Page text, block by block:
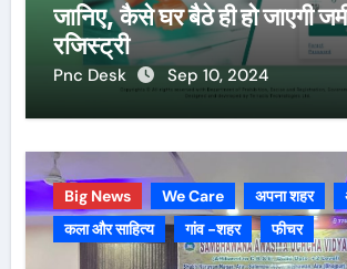
जानिए, कैसे घर बैठे ही हो जाएगी
रजिस्ट्री
Pnc Desk Sep 10, 2024
Big News We Care अपना शहर
कला और साहित्य
गांव -शहर फीचर